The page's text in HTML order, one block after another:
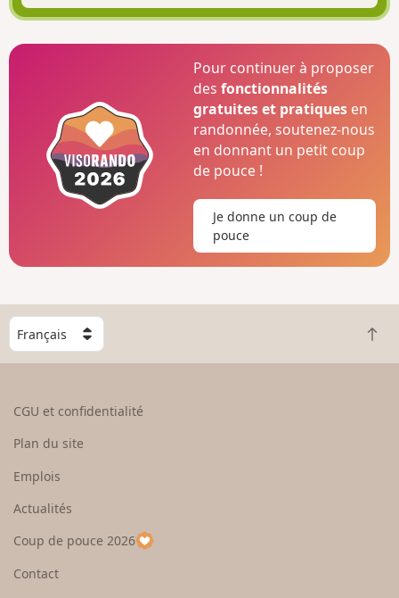
Pour continuer à proposer
desfonctionnalités
gratuites et pratiques en
randonnée, soutenez-nous
en donnant un petit coup
de pouce !
Je donne un coup de
pouce
C
h
o
e
u
p
a
R
e
CGU et confidentialité
Plan du site
Emplois
Actualités
Coup de pouce 2026
Contact